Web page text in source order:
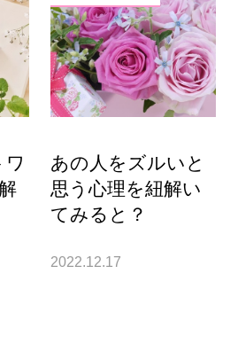
ワ
あの人をズルいと
思う心理を紐解い
てみると？
2022.12.17